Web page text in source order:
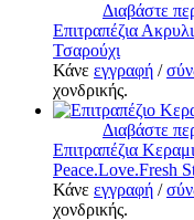
Διαβάστε
Επιτραπέζια
Τσαρούχι
Κάνε εγγραφή /
χονδρικής.
Διαβάστε
Επιτραπέζια
Peace.Love.Fresh
Κάνε εγγραφή /
χονδρικής.